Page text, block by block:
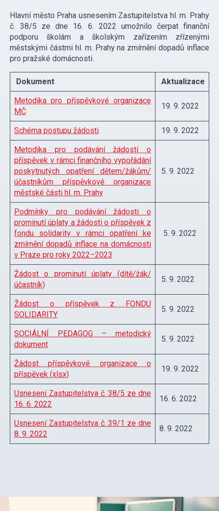
Hlavní město Praha usnesením Zastupitelstva hl. m. Prahy
č. 38/5 ze dne 16. 6. 2022 umožnilo čerpat finanční
podporu školám a školským zařízením zřízenými
městskými částmi hl. m. Prahy na zmírnění dopadů inflace
pro pražské domácnosti.
Dokument Aktualizace
Metodika pro příspěvkové organizace
MČ
19. 9. 2022
Schéma postupu žádosti 19. 9. 2022
Metodika pro podávání žádostí o
příspěvek v rámci finančního vypořádání
poskytnutých opatření dětem/žákům/
účastníkům příspěvkové organizace
městské části hl. m. Prahy
5. 9. 2022
Podmínky pro podávání žádosti o
prominutí úplaty a žádosti o příspěvek z
fondu solidarity v rámci opatření ke
zmírnění dopadů inflace na domácnosti
v Praze pro roky 2022–2023
5. 9. 2022
Žádost o prominutí úplaty (dítě/žák/
účastník)
5. 9. 2022
Žádost o příspěvek z FONDU
SOLIDARITY
5. 9. 2022
SOCIÁLNÍ PEDAGOG – metodický
dokument
5. 9. 2022
Žádost příspěvkové organizace o
příspěvek (xlsx)
19. 9. 2022
Usnesení Zastupitelstva č. 38/5 ze dne
16. 6. 2022
16. 6. 2022
Usnesení Zastupitelstva č. 39/1 ze dne
8. 9. 2022
8. 9. 2022